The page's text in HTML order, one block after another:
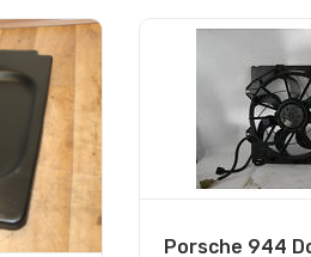
Porsche 944